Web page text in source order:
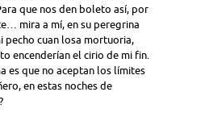
que nos den boleto así, por
mira a mí, en su peregrina
pecho cuan losa mortuoria,
encenderían el cirio de mi fin.
es que no aceptan los límites
en estas noches de